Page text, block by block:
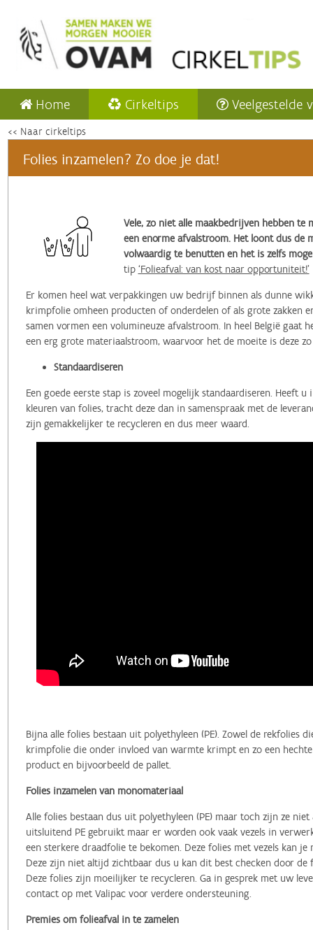
Home Cirkeltips Veelgestelde
<< Naar cirkeltips
Folies inzamelen? Zo doe je dat!
Vele, zo niet alle maakbedrijven hebben
een enorme afvalstroom. Het loont dus de
volwaardig te benutten en het is zelfs
tip ‘Folieafval: van kost naar opportuniteit!’
Er komen heel wat verpakkingen uw bedrijf binnen als dunne
krimpfolie omheen producten of onderdelen of als grote zakken
samen vormen een volumineuze afvalstroom. In heel België gaat
een erg grote materiaalstroom, waarvoor het de moeite is deze
Standaardiseren
Een goede eerste stap is zoveel mogelijk standaardiseren. Heeft
kleuren van folies, tracht deze dan in samenspraak met de
zijn gemakkelijker te recycleren en dus meer waard.
Bijna alle folies bestaan uit polyethyleen (PE). Zowel de rekfolies
krimpfolie die onder invloed van warmte krimpt en zo een
product en bijvoorbeeld de pallet.
Folies inzamelen van monomateriaal
Alle folies bestaan dus uit polyethyleen (PE) maar toch zijn ze
uitsluitend PE gebruikt maar er worden ook vaak vezels in
een sterkere draadfolie te bekomen. Deze folies met vezels kan
Deze zijn niet altijd zichtbaar dus u kan dit best checken door
Deze folies zijn moeilijker te recycleren. Ga in gesprek met uw
contact op met Valipac voor verdere ondersteuning.
Premies om folieafval in te zamelen